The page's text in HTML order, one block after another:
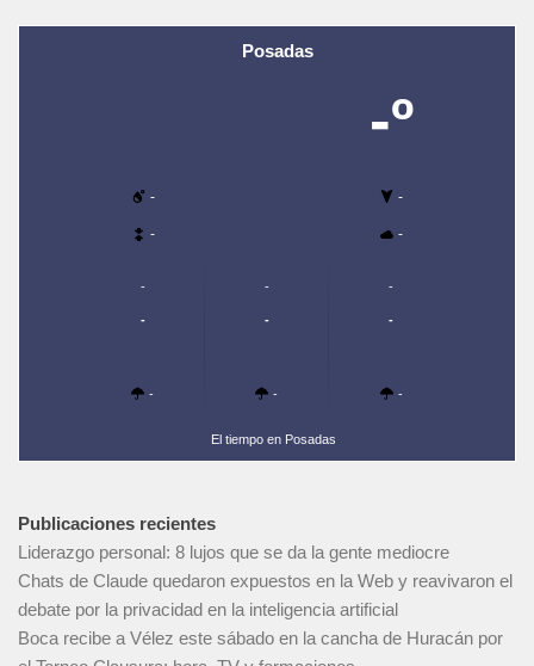
Posadas
-º
- -
- -
-
-
-
-
-
-
-
-
-
El tiempo en Posadas
Publicaciones recientes
Liderazgo personal: 8 lujos que se da la gente mediocre
Chats de Claude quedaron expuestos en la Web y reavivaron el
debate por la privacidad en la inteligencia artificial
Boca recibe a Vélez este sábado en la cancha de Huracán por